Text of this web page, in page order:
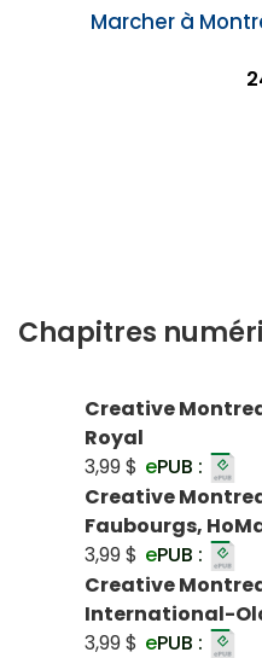
Marcher à
Chapitres
Creative
Royal
3,99 $ ePUB :
Creative
Faubourgs,
3,99 $ ePUB :
Creative
International-
3,99 $ ePUB :